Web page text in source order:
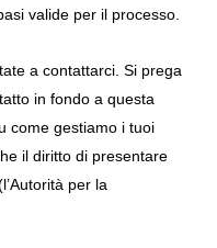
valide per il processo.
a contattarci. Si prega
in fondo a questa
come gestiamo i tuoi
il diritto di presentare
per la